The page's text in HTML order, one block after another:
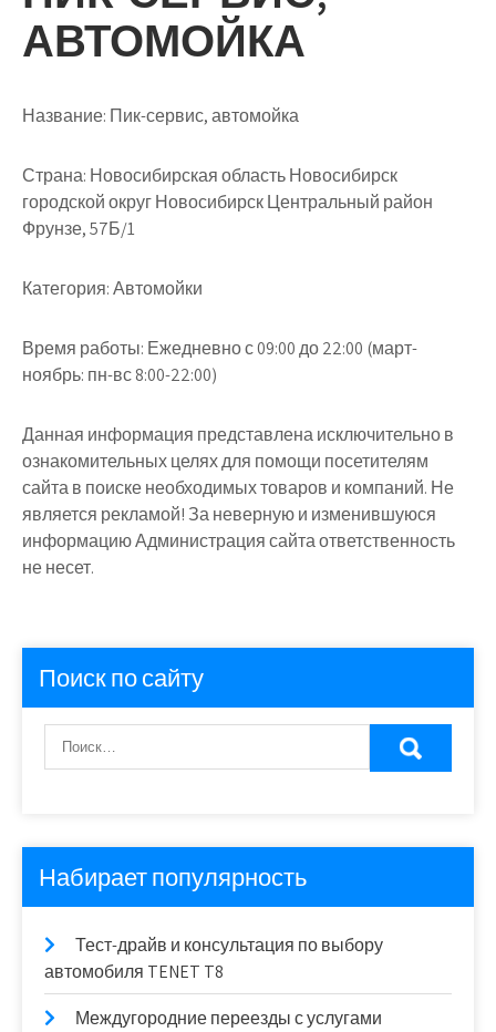
АВТОМОЙКА
Название: Пик-сервис, автомойка
Страна: Новосибирская область Новосибирск
городской округ Новосибирск Центральный район
Фрунзе, 57Б/1
Категория:Автомойки
Время работы: Ежедневно с 09:00 до 22:00 (март-
ноябрь: пн-вс 8:00-22:00)
Данная информация представлена исключительно в
ознакомительных целях для помощи посетителям
сайта в поиске необходимых товаров и компаний. Не
является рекламой! За неверную и изменившуюся
информацию Администрация сайта ответственность
не несет.
Поиск по сайту
Набирает популярность
Тест-драйв и консультация по выбору
автомобиля TENET T8
Междугородние переезды с услугами